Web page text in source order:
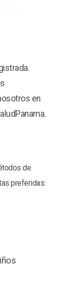
en
de
preferidas: